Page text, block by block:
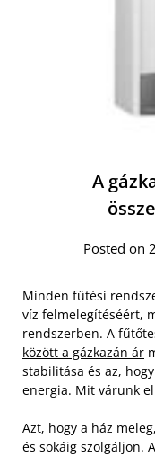
A
Posted on
Minden fűtési
víz felmelegítéséért,
rendszerben. A
között a gázkazán ár
stabilitása és az,
energia. Mit várunk
Azt, hogy a ház
és sokáig szolgáljon.